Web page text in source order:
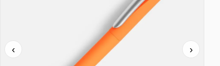
‹ ›